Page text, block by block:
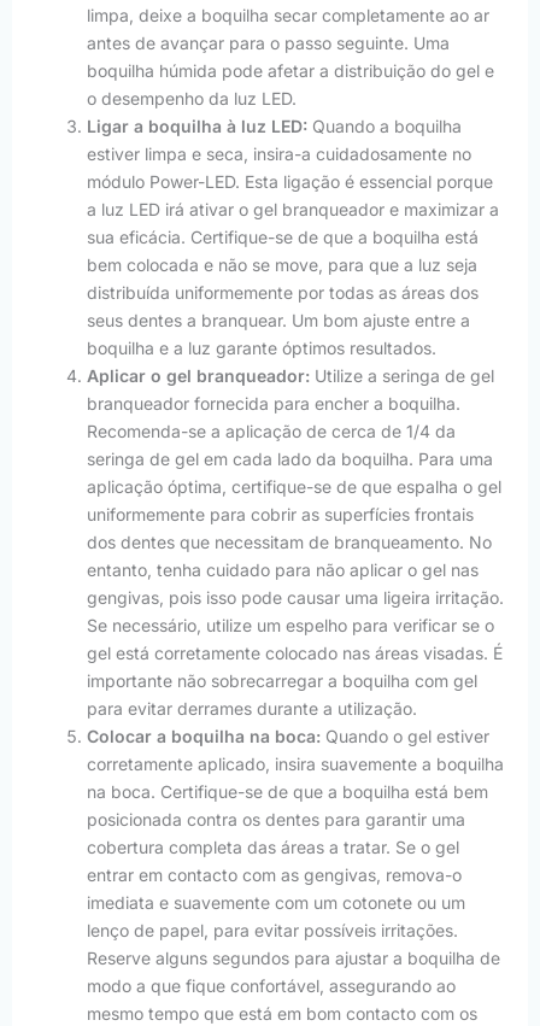
limpa, deixe a boquilha secar completamente ao ar
antes de avançar para o passo seguinte. Uma
boquilha húmida pode afetar a distribuição do gel e
o desempenho da luz LED.
Ligar a boquilha à luz LED: Quando a boquilha
estiver limpa e seca, insira-a cuidadosamente no
módulo Power-LED. Esta ligação é essencial porque
a luz LED irá ativar o gel branqueador e maximizar a
sua eficácia. Certifique-se de que a boquilha está
bem colocada e não se move, para que a luz seja
distribuída uniformemente por todas as áreas dos
seus dentes a branquear. Um bom ajuste entre a
boquilha e a luz garante óptimos resultados.
Aplicar o gel branqueador: Utilize a seringa de gel
branqueador fornecida para encher a boquilha.
Recomenda-se a aplicação de cerca de 1/4 da
seringa de gel em cada lado da boquilha. Para uma
aplicação óptima, certifique-se de que espalha o gel
uniformemente para cobrir as superfícies frontais
dos dentes que necessitam de branqueamento. No
entanto, tenha cuidado para não aplicar o gel nas
gengivas, pois isso pode causar uma ligeira irritação.
Se necessário, utilize um espelho para verificar se o
gel está corretamente colocado nas áreas visadas. É
importante não sobrecarregar a boquilha com gel
para evitar derrames durante a utilização.
Colocar a boquilha na boca: Quando o gel estiver
corretamente aplicado, insira suavemente a boquilha
na boca. Certifique-se de que a boquilha está bem
posicionada contra os dentes para garantir uma
cobertura completa das áreas a tratar. Se o gel
entrar em contacto com as gengivas, remova-o
imediata e suavemente com um cotonete ou um
lenço de papel, para evitar possíveis irritações.
Reserve alguns segundos para ajustar a boquilha de
modo a que fique confortável, assegurando ao
mesmo tempo que está em bom contacto com os